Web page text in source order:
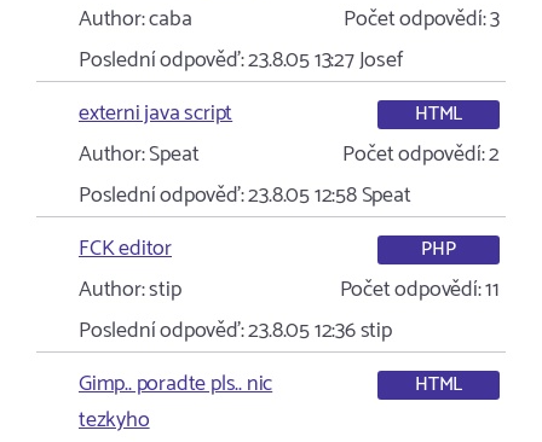
Author:caba Počet odpovědí:3
Poslední odpověď:23.8.05 13:27Josef
externi java script
HTML
Author:Speat Počet odpovědí:2
Poslední odpověď:23.8.05 12:58Speat
FCK editor
PHP
Author:stip Počet odpovědí:11
Poslední odpověď:23.8.05 12:36stip
Gimp.. poradte pls.. nic
tezkyho
HTML